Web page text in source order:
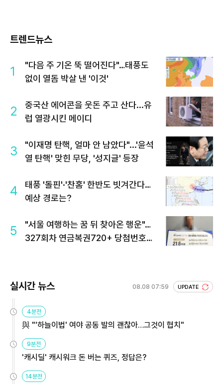
트렌드뉴스
1
"다음 주 기온 뚝 떨어진다"…태풍도
없이 열돔 박살 낸 '이것'
2
중국산 에어콘을 웃돈 주고 산다...유
럽 열광시킨 메이디
3
"이재명 탄핵, 얼마 안 남았다"...'윤석
열 탄핵' 맞힌 무당, '성지글' 등장
4
태풍 '돌핀'·'찬홈' 한반도 빗겨간다…
예상 경로는?
5
"서울 여행하는 꿈 뒤 찾아온 행운"…
327회차 연금복권720+ 당첨번호조
실시간 뉴스 08.08 07:59 UPDATE
4분전
與 "'하늘이법' 여야 공동 발의 괜찮아…그것이 협치"
9분전
'캐시딜' 캐시워크 돈 버는 퀴즈, 정답은?
14분전